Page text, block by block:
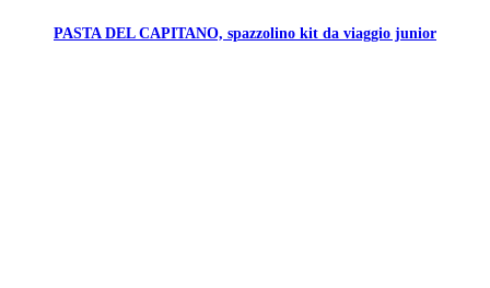
PASTA DEL CAPITANO, spazzolino kit da viaggio junior